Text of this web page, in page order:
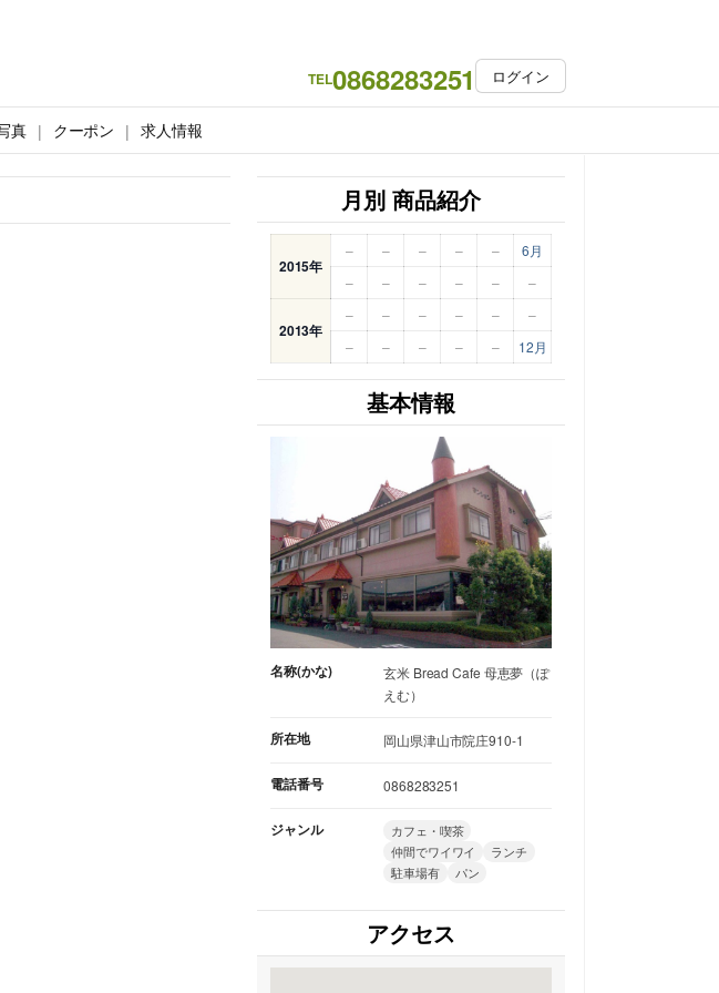
TEL0868283251 ログイン
真 クーポン 求人情報
月別 商品紹介
2015年
– – – – –
6月
–
– – – – –
2013年
– – – – –
–
–
– – – – 12月
基本情報
名称(かな)
玄米 Bread Cafe 母恵夢（ぽ
えむ）
所在地 岡山県津山市院庄910-1
電話番号 0868283251
ジャンル
カフェ・喫茶
仲間でワイワイ
ランチ
駐車場有
パン
アクセス